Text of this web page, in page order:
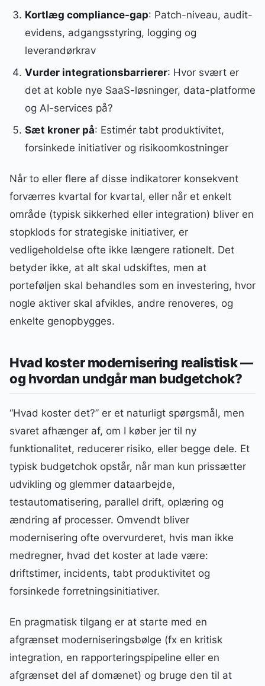
Kortlæg compliance-gap: Patch-niveau, audit-
evidens, adgangsstyring, logging og
leverandørkrav
Vurder integrationsbarrierer: Hvor svært er
det at koble nye SaaS-løsninger, data-platforme
og AI-services på?
Sæt kroner på: Estimér tabt produktivitet,
forsinkede initiativer og risikoomkostninger
Når to eller flere af disse indikatorer konsekvent
forværres kvartal for kvartal, eller når et enkelt
område (typisk sikkerhed eller integration) bliver en
stopklods for strategiske initiativer, er
vedligeholdelse ofte ikke længere rationelt. Det
betyder ikke, at alt skal udskiftes, men at
porteføljen skal behandles som en investering, hvor
nogle aktiver skal afvikles, andre renoveres, og
enkelte genopbygges.
Hvad koster modernisering realistisk —
og hvordan undgår man budgetchok?
“Hvad koster det?” er et naturligt spørgsmål, men
svaret afhænger af, om I køber jer til ny
funktionalitet, reducerer risiko, eller begge dele. Et
typisk budgetchok opstår, når man kun prissætter
udvikling og glemmer dataarbejde,
testautomatisering, parallel drift, oplæring og
ændring af processer. Omvendt bliver
modernisering ofte overvurderet, hvis man ikke
medregner, hvad det koster at lade være:
driftstimer, incidents, tabt produktivitet og
forsinkede forretningsinitiativer.
En pragmatisk tilgang er at starte med en
afgrænset moderniseringsbølge (fx en kritisk
integration, en rapporteringspipeline eller en
afgrænset del af domænet) og bruge den til at